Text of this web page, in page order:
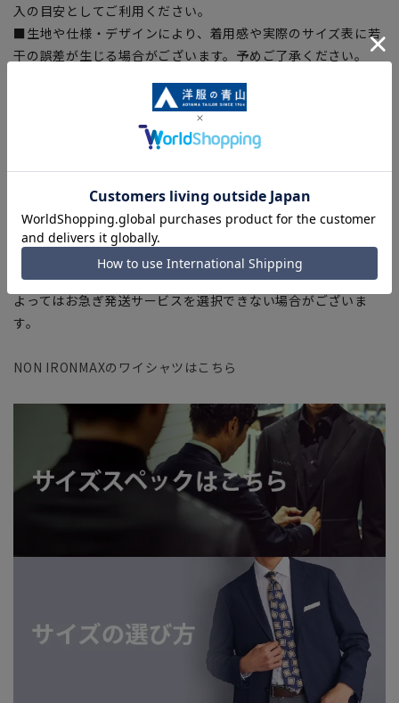
入の目安としてご利用ください。
■生地や仕様・デザインにより、着用感や実際のサイズ表に若
干の誤差が生じる場合がございます。予めご了承ください。
部、商品現物におすすめサイズ(ヌードサイズ)を記載している
■ブラウザやお使いのモニター環境、また撮影時の室内外の光
■店舗や各モールサイトと商品在庫を共有しております関係
上、ご注文いただいたタイミングにより欠品が発生し、ご注文
を完了できない場合がございます。予めご了承ください。
■お急ぎ発送のご注文につきましても、ご注文のタイミングに
よってはお急ぎ発送サービスを選択できない場合がございま
す。
NON IRONMAXのワイシャツはこちら